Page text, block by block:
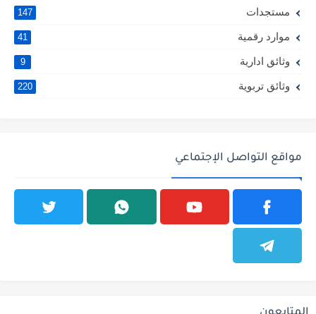
مستجدات 147
موارد رقمية 41
وثائق ادارية 9
وثائق تربوية 220
مواقع التواصل الإجتماعي